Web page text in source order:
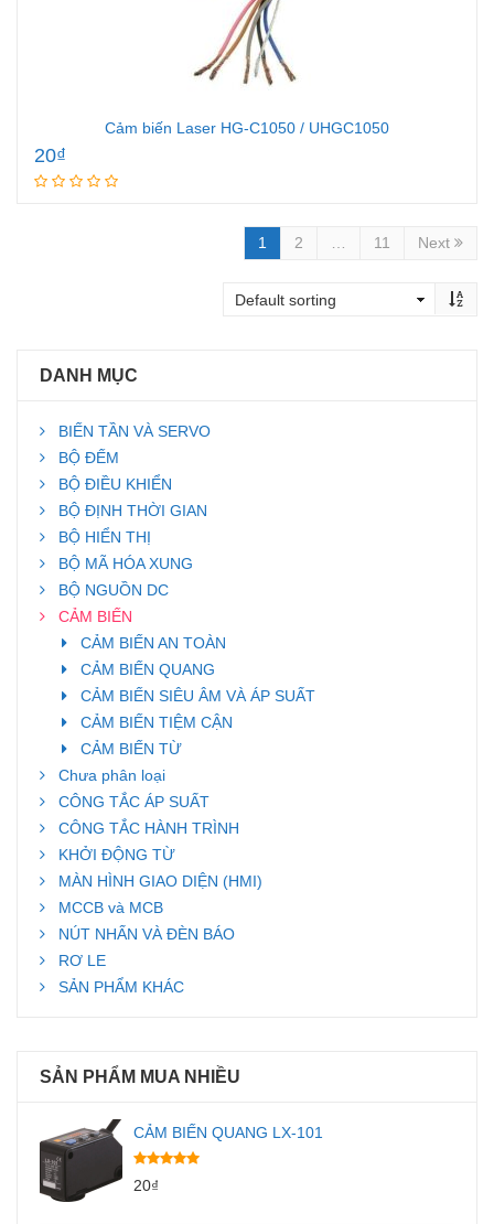
Cảm biến Laser HG-C1050 / UHGC1050
20₫
1 2 11 Next
DANH MỤC
BIẾN TẦN VÀ SERVO
BỘ ĐẾM
BỘ ĐIỀU KHIỂN
BỘ ĐỊNH THỜI GIAN
BỘ HIỂN THỊ
BỘ MÃ HÓA XUNG
BỘ NGUỒN DC
CẢM BIẾN
CẢM BIẾN AN TOÀN
CẢM BIẾN QUANG
CẢM BIẾN SIÊU ÂM VÀ ÁP SUẤT
CẢM BIẾN TIỆM CẬN
CẢM BIẾN TỪ
Chưa phân loại
CÔNG TẮC ÁP SUẤT
CÔNG TẮC HÀNH TRÌNH
KHỞI ĐỘNG TỪ
MÀN HÌNH GIAO DIỆN (HMI)
MCCB và MCB
NÚT NHẤN VÀ ĐÈN BÁO
RƠ LE
SẢN PHẨM KHÁC
SẢN PHẨM MUA NHIỀU
CẢM BIẾN QUANG LX-101
20₫